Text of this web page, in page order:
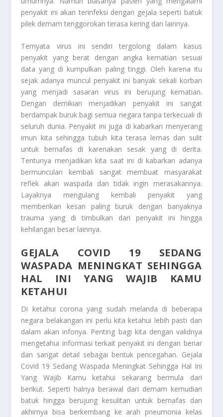
penyakit ini akan terinfeksi dengan gejala seperti batuk
pilek demam tenggorokan terasa kering dan lainnya.
Ternyata virus ini sendiri tergolong dalam kasus
penyakit yang berat dengan angka kematian sesuai
data yang di kumpulkan paling tinggi. Oleh karena itu
sejak adanya muncul penyakit ini banyak sekali korban
yang menjadi sasaran virus ini berujung kematian.
Dengan demikian menjadikan penyakit ini sangat
berdampak buruk bagi semua negara tanpa terkecuali di
seluruh dunia. Penyakit ini juga di kabarkan menyerang
imun kita sehingga tubuh kita terasa lemas dan sulit
untuk bernafas di karenakan sesak yang di derita.
Tentunya menjadikan kita saat ini di kabarkan adanya
bermunculan kembali sangat membuat masyarakat
reflek akan waspada dan tidak ingin merasakannya.
Layaknya mengulang kembali penyakit yang
memberikan kesan paling buruk dengan banyaknya
trauma yang di timbulkan dari penyakit ini hingga
kehilangan besar lainnya.
GEJALA COVID 19 SEDANG
WASPADA MENINGKAT SEHINGGA
HAL INI YANG WAJIB KAMU
KETAHUI
Di ketahui corona yang sudah melanda di beberapa
negara belakangan ini perlu kita ketahui lebih pasti dan
dalam akan infonya. Penting bagi kita dengan validnya
mengetahui informasi terkait penyakit ini dengan benar
dan sangat detail sebagai bentuk pencegahan. Gejala
Covid 19 Sedang Waspada Meningkat Sehingga Hal Ini
Yang Wajib Kamu ketahui sekarang bermula dari
berikut. Seperti halnya berawal dari demam kemudian
batuk hingga berujung kesulitan untuk bernafas dan
akhirnya bisa berkembang ke arah pneumonia kelas